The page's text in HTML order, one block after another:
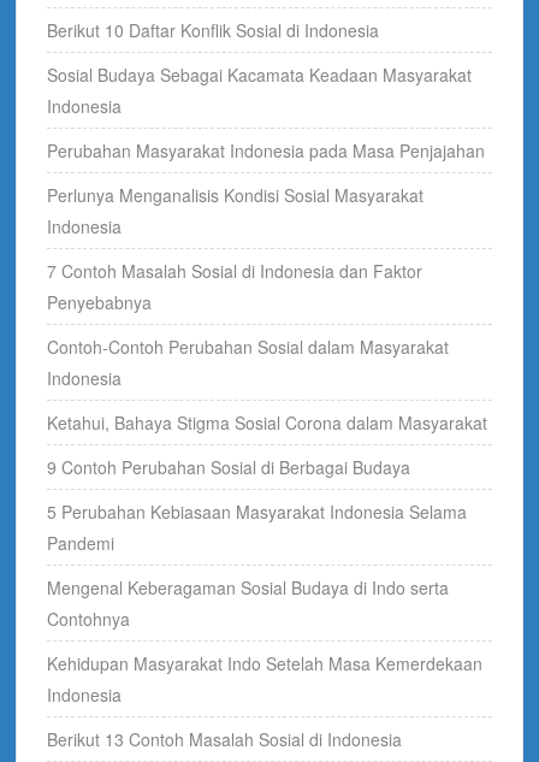
Berikut 10 Daftar Konflik Sosial di Indonesia
Sosial Budaya Sebagai Kacamata Keadaan Masyarakat
Indonesia
Perubahan Masyarakat Indonesia pada Masa Penjajahan
Perlunya Menganalisis Kondisi Sosial Masyarakat
Indonesia
7 Contoh Masalah Sosial di Indonesia dan Faktor
Penyebabnya
Contoh-Contoh Perubahan Sosial dalam Masyarakat
Indonesia
Ketahui, Bahaya Stigma Sosial Corona dalam Masyarakat
9 Contoh Perubahan Sosial di Berbagai Budaya
5 Perubahan Kebiasaan Masyarakat Indonesia Selama
Pandemi
Mengenal Keberagaman Sosial Budaya di Indo serta
Contohnya
Kehidupan Masyarakat Indo Setelah Masa Kemerdekaan
Indonesia
Berikut 13 Contoh Masalah Sosial di Indonesia